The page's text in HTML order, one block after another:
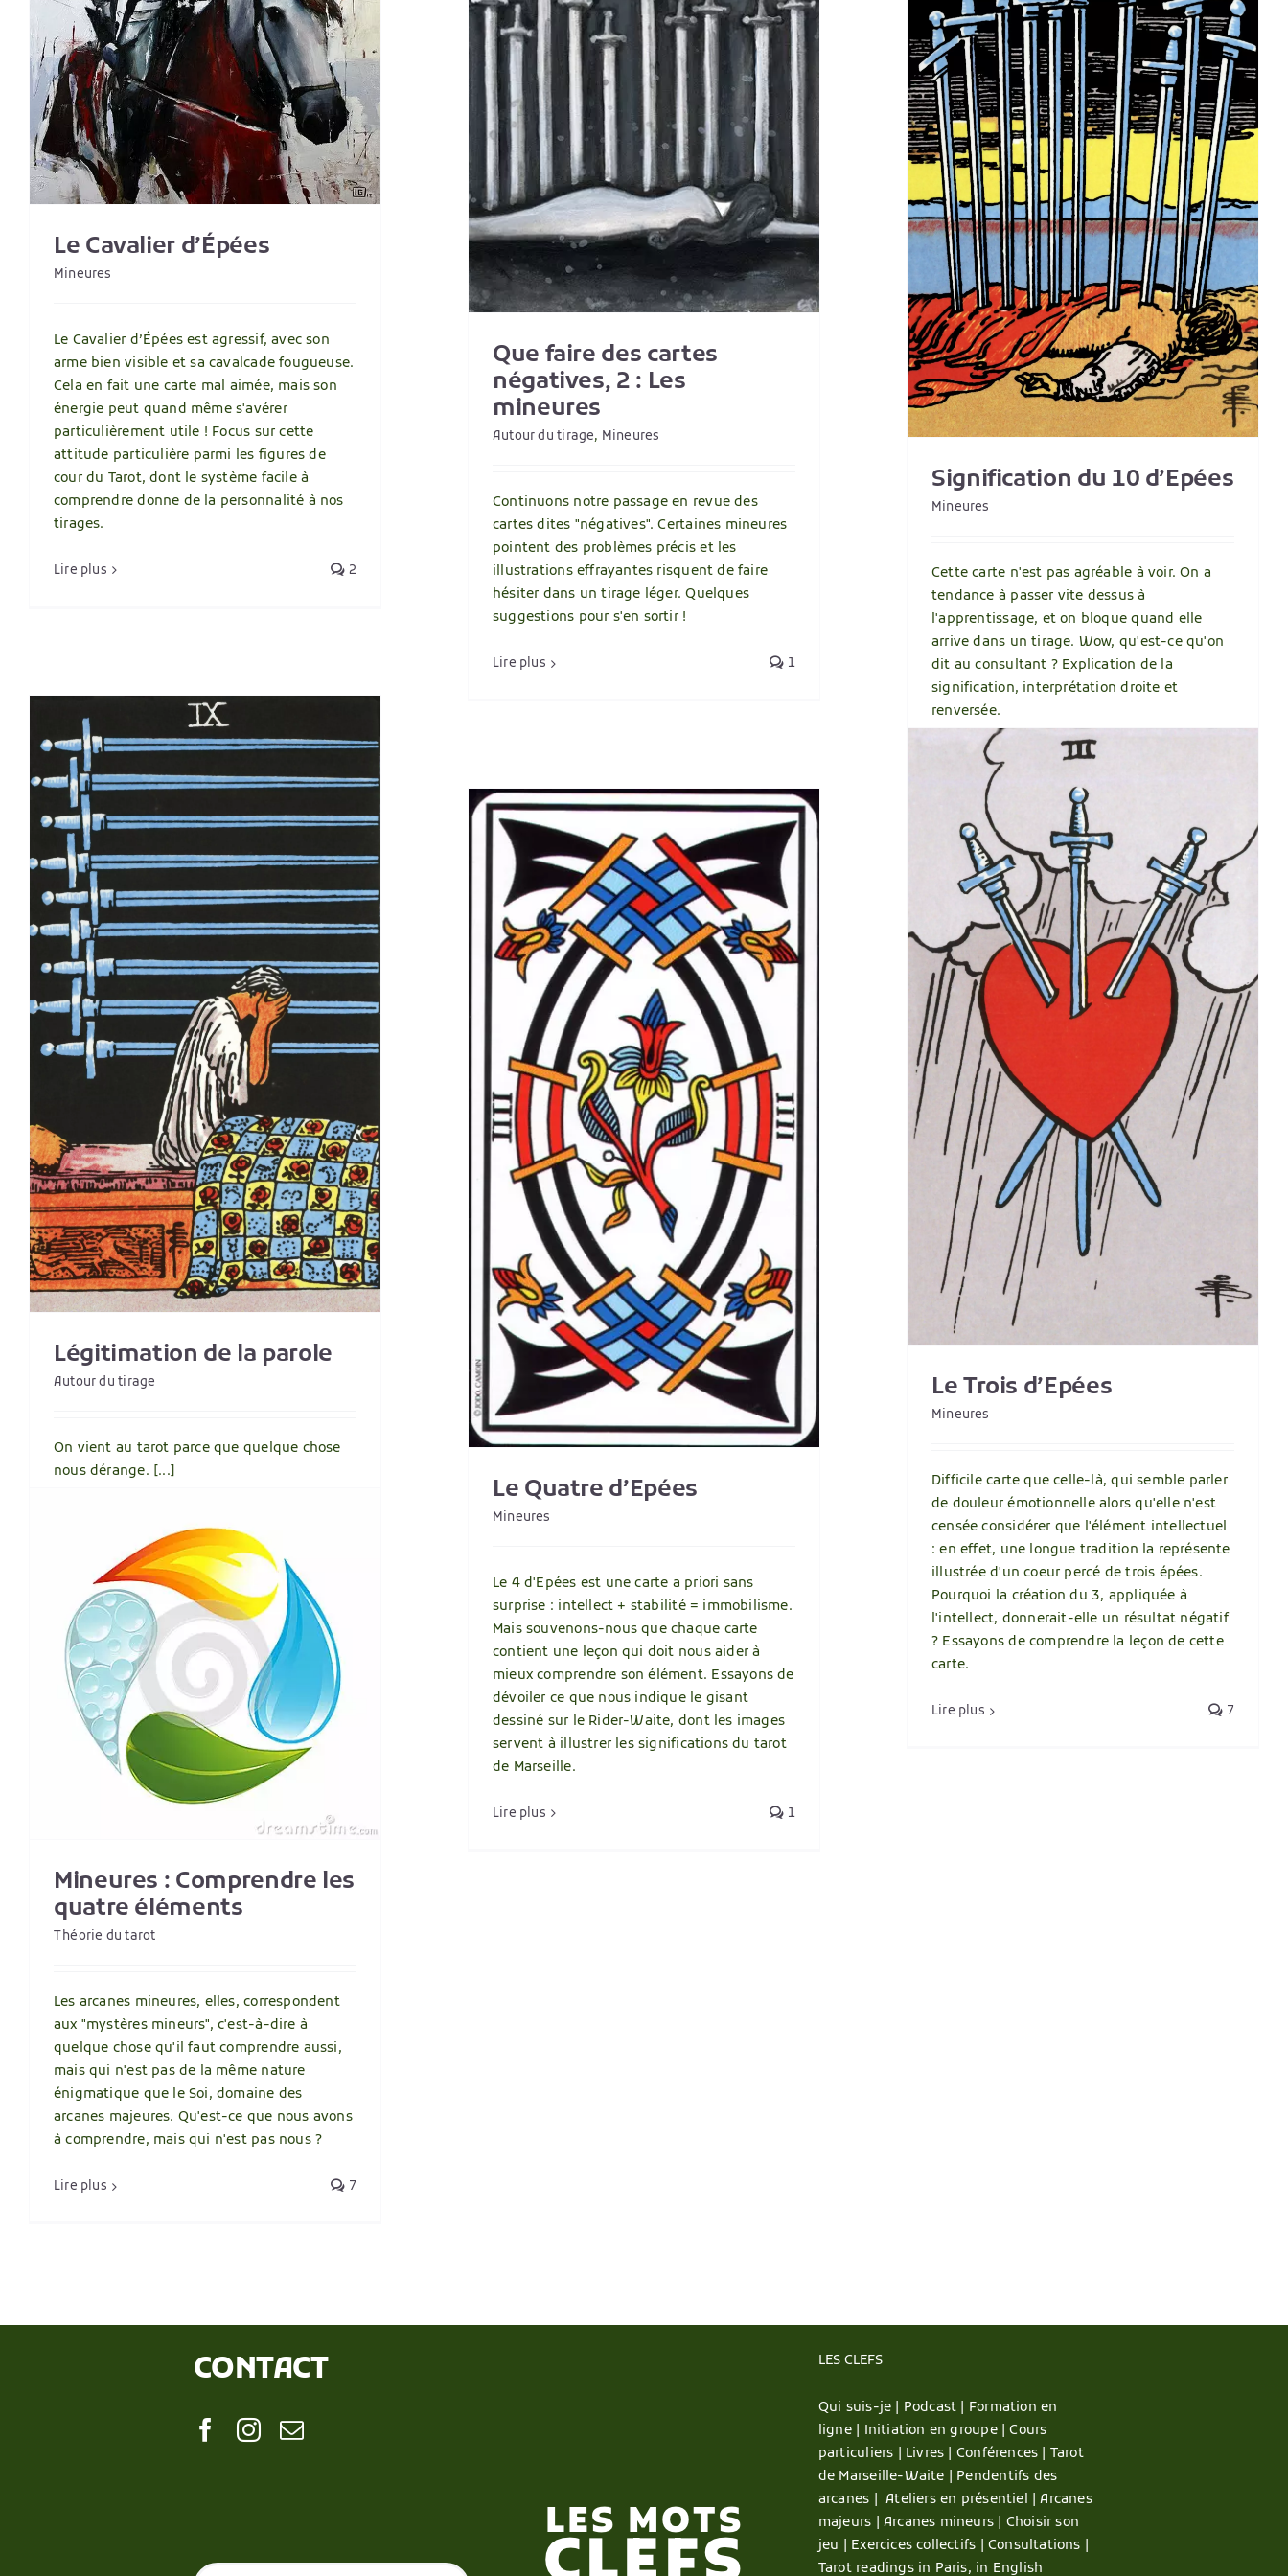
Le Cavalier d’Épées
Mineures
Le Cavalier d’Épées est agressif, avec son
arme bien visible et sa cavalcade fougueuse.
Cela en fait une carte mal aimée, mais son
énergie peut quand même s'avérer
particulièrement utile ! Focus sur cette
attitude particulière parmi les figures de
cour du Tarot, dont le système facile à
comprendre donne de la personnalité à nos
tirages.
Lire plus 2
Que faire des cartes
négatives, 2 : Les
mineures
Autour du tirage Mineures
Que faire des cartes
négatives, 2 : Les
mineures
Autour du tirage, Mineures
Continuons notre passage en revue des
cartes dites "négatives". Certaines mineures
pointent des problèmes précis et les
illustrations effrayantes risquent de faire
hésiter dans un tirage léger. Quelques
suggestions pour s'en sortir !
Lire plus 1
Signification du 10
d’Epées
Mineures
Signification du 10 d’Epées
Mineures
Cette carte n'est pas agréable à voir. On a
tendance à passer vite dessus à
l'apprentissage, et on bloque quand elle
arrive dans un tirage. Wow, qu'est-ce qu'on
dit au consultant ? Explication de la
signification, interprétation droite et
renversée.
Lire plus
Légitimation de la parole
Autour du tirage
On vient au tarot parce que quelque chose
nous dérange. [...]
Le Trois d’Epées
Mineures
Le Trois d’Epées
Mineures
Difficile carte que celle-là, qui semble parler
de douleur émotionnelle alors qu'elle n'est
censée considérer que l'élément intellectuel
: en effet, une longue tradition la représente
illustrée d'un coeur percé de trois épées.
Pourquoi la création du 3, appliquée à
l'intellect, donnerait-elle un résultat négatif
? Essayons de comprendre la leçon de cette
carte.
Lire plus 7
Le Quatre d’Epées
Mineures
Le Quatre d’Epées
Mineures
Le 4 d'Epées est une carte a priori sans
surprise : intellect + stabilité = immobilisme.
Mais souvenons-nous que chaque carte
contient une leçon qui doit nous aider à
mieux comprendre son élément. Essayons de
dévoiler ce que nous indique le gisant
dessiné sur le Rider-Waite, dont les images
servent à illustrer les significations du tarot
de Marseille.
Lire plus 1
Mineures : Comprendre les
quatre éléments
Théorie du tarot
Les arcanes mineures, elles, correspondent
aux "mystères mineurs", c'est-à-dire à
quelque chose qu'il faut comprendre aussi,
mais qui n'est pas de la même nature
énigmatique que le Soi, domaine des
arcanes majeures. Qu'est-ce que nous avons
à comprendre, mais qui n'est pas nous ?
Lire plus 7
CONTACT LES CLEFS
Qui suis-je | Podcast | Formation en
ligne | Initiation en groupe |Cours
particuliers | Livres | Conférences | Tarot
de Marseille-Waite | Pendentifs des
arcanes |Ateliers en présentiel |Arcanes
majeurs | Arcanes mineurs | Choisir son
jeu | Exercices collectifs | Consultations |
Tarot readings in Paris, in English